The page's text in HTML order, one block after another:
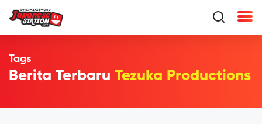
Tags
Berita Terbaru Tezuka Productions